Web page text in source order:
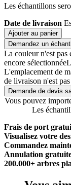
Les échantillons
Date de livraison
Ajouter au panier
Demandez un
La couleur n'est pas
encore sélectionnée
L'emplacement de
de livraison n'est
Demande de devis
Vous pouvez
Les
Frais de port
Visualisez votre
Commandez
Annulation
200.000+ arbres